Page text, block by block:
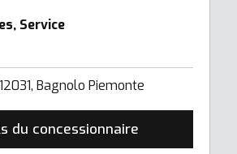
Service
Bagnolo Piemonte
du concessionnaire